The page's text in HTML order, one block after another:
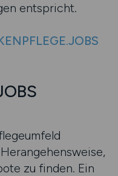
entspricht.
zu finden. Ein